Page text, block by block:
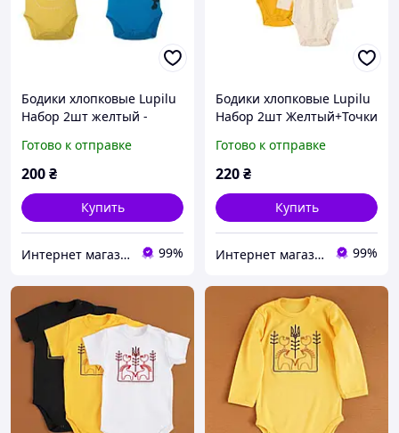
Бодики хлопковые Lupilu
Набор 2шт желтый -
74/80, 86/92) 62/68
Готово к отправке
200₴
Купить
Интернет магазин "Берегиня". Все для Мамы и Малыша 99%
Бодики хлопковые Lupilu
Набор 2шт Желтый+Точки
86/92) 86/92)
Готово к отправке
220₴
Купить
Интернет магазин "Берегиня". Все для Мамы и Малыша 99%